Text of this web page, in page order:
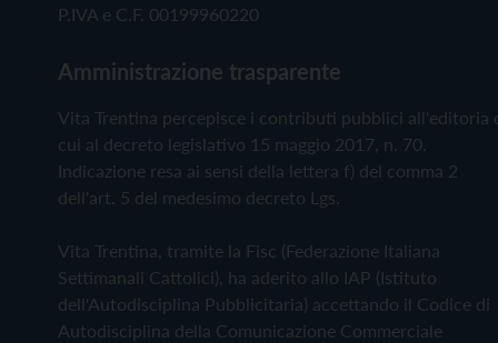
P.IVA e C.F. 00199960220
Amministrazione trasparente
Vita Trentina percepisce i contributi pubblici all'editoria
cui al decreto legislativo 15 maggio 2017, n. 70.
Indicazione resa ai sensi della lettera f) del comma 2
dell'art. 5 del medesimo decreto Lgs.
Vita Trentina, tramite la Fisc (Federazione Italiana
Settimanali Cattolici), ha aderito allo IAP (Istituto
dell'Autodisciplina Pubblicitaria) accettando il Codice di
Autodisciplina della Comunicazione Commerciale